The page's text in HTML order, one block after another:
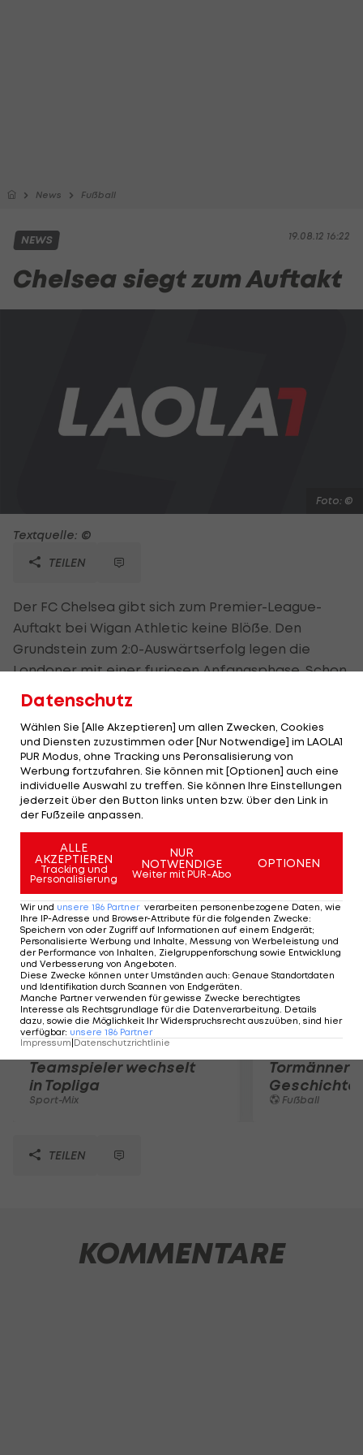
News Fußball
19.08.12 16:22
NEWS
Chelsea siegt zum Auftakt
Foto: ©
Textquelle: ©
TEILEN
Der FC Chelsea gibt sich zum Premier-League-
Auftakt bei Wigan Athletic keine Blöße. Den
Grundstein zum 2:0-Auswärtserfolg legen die
Londoner mit einer furiosen Anfangsphase. Schon
nach zwei Minuten sorgt Branislav Ivanovic für die
Führung. Vorbereitet wird diese durch Eden
Hazard. Der belgische 40-Millionen-Neuzugang ist
auch am zweiten Treffer maßgeblich beteiligt. Er
holt den Elfmeter, den Frank Lampard in der 7.
verwandelt, heraus. Wigan kann sich von dem
frühen Schock nicht mehr erholen.
Mehr zum Thema
Karrieresprung! ÖVV-
Teamspieler wechselt
in Topliga
Sport-Mix
Tormänner
Geschichte
Fußball
TEILEN
KOMMENTARE
Datenschutz
Wählen Sie [Alle Akzeptieren] um allen Zwecken, Cookies
und Diensten zuzustimmen oder [Nur Notwendige] im LAOLA1
PUR Modus, ohne Tracking uns Peronsalisierung von
Werbung fortzufahren. Sie können mit [Optionen] auch eine
individuelle Auswahl zu treffen. Sie können Ihre Einstellungen
jederzeit über den Button links unten bzw. über den Link in
der Fußzeile anpassen.
ALLE
AKZEPTIEREN
Tracking und
Personalisierung
NUR
NOTWENDIGE
Weiter mit PUR-Abo
OPTIONEN
Wir und unsere 186 Partner verarbeiten personenbezogene Daten, wie
Ihre IP-Adresse und Browser-Attribute für die folgenden Zwecke:
Speichern von oder Zugriff auf Informationen auf einem Endgerät;
Personalisierte Werbung und Inhalte, Messung von Werbeleistung und
der Performance von Inhalten, Zielgruppenforschung sowie Entwicklung
und Verbesserung von Angeboten.
Diese Zwecke können unter Umständen auch: Genaue Standortdaten
und Identifikation durch Scannen von Endgeräten.
Manche Partner verwenden für gewisse Zwecke berechtigtes
Interesse als Rechtsgrundlage für die Datenverarbeitung. Details
dazu, sowie die Möglichkeit Ihr Widerspruchsrecht auszuüben, sind hier
verfügbar: unsere 186 Partner
Impressum Datenschutzrichtlinie